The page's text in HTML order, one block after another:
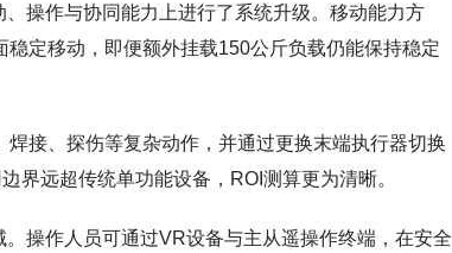
操作与协同能力上进行了系统升级。移动能力方
定移动，即便额外挂载150公斤负载仍能保持稳定
接、探伤等复杂动作，并通过更换末端执行器切换
界远超传统单功能设备，ROI测算更为清晰。
操作人员可通过VR设备与主从遥操作终端，在安全